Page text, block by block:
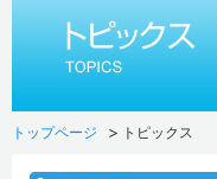
トップページ トピックス